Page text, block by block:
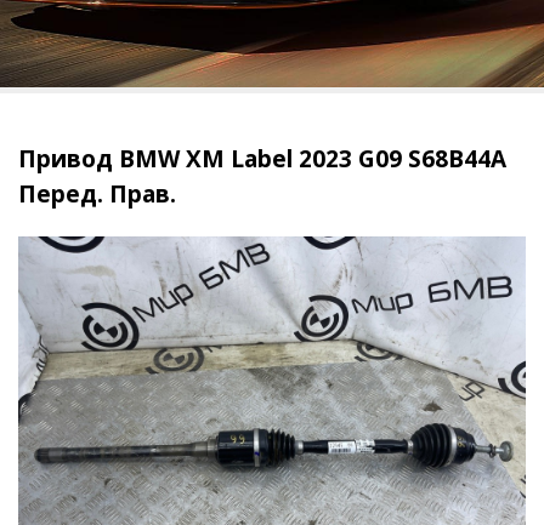
Привод BMW XM Label 2023 G09 S68B44A
Перед. Прав.